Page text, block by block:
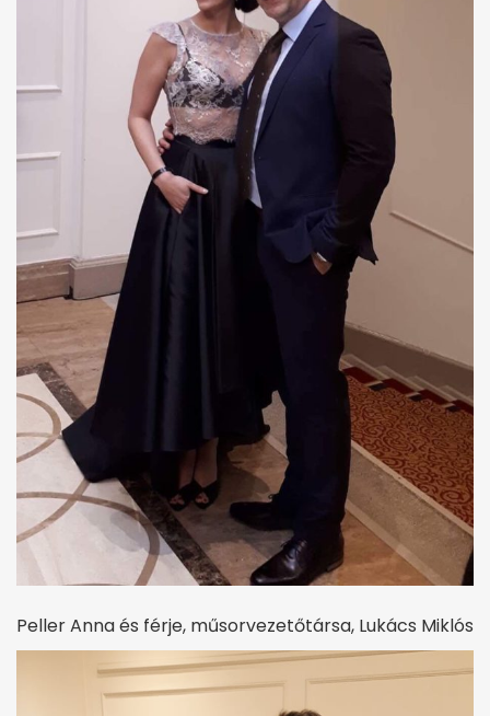
Peller Anna és férje, műsorvezetőtársa, Lukács Miklós